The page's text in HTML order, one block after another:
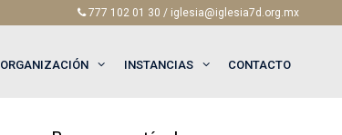
777 102 01 30 / iglesia@iglesia7d.org.mx
ORGANIZACIÓN INSTANCIAS CONTACTO